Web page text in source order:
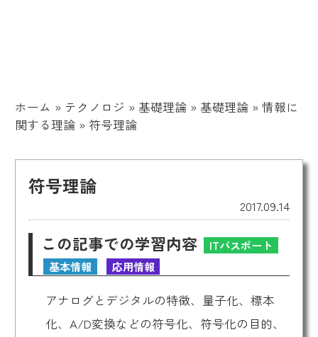
ホーム » テクノロジ » 基礎理論 » 基礎理論 » 情報に
関する理論 »符号理論
符号理論
2017.09.14
この記事での学習内容
ITパスポート
基本情報
応用情報
アナログとデジタルの特徴、量子化、標本
化、A/D変換などの符号化、符号化の目的、